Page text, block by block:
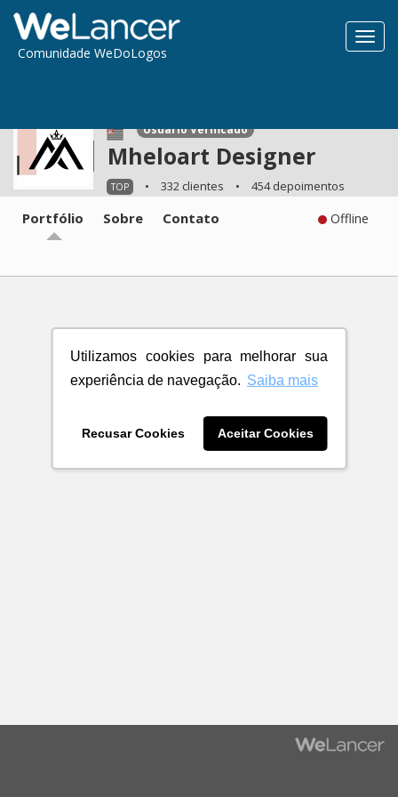
Utilizamos cookies para melhorar sua
experiência de navegação. Saiba mais
Recusar Cookies Aceitar Cookies
Comunidade WeDoLogos
Mheloart Designer
Usuário Verificado
TOP • 332 clientes • 454 depoimentos
Portfólio Sobre Contato Offline